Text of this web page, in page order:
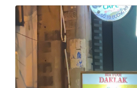
2 Đường C Phường Buôn Ma